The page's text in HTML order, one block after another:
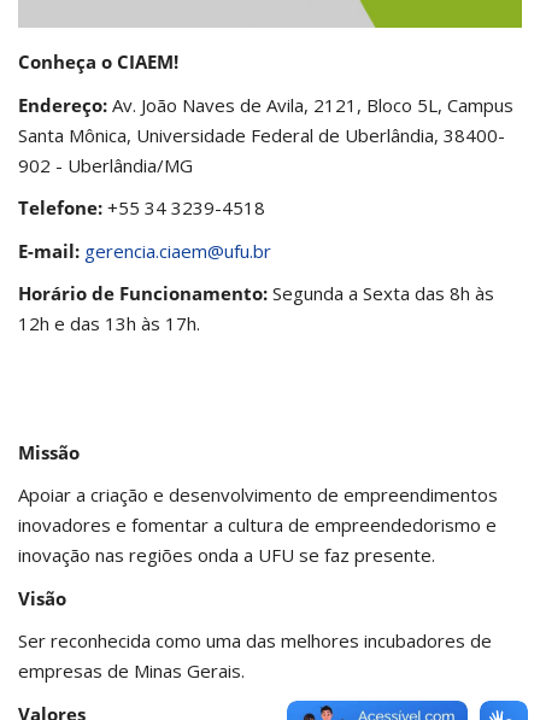
Conheça o CIAEM!
Endereço: Av. João Naves de Avila, 2121, Bloco 5L, Campus
Santa Mônica, Universidade Federal de Uberlândia, 38400-
902 - Uberlândia/MG
Telefone: +55 34 3239-4518
E-mail: gerencia.ciaem@ufu.br
Horário de Funcionamento: Segunda a Sexta das 8h às
12h e das 13h às 17h.
Missão
Apoiar a criação e desenvolvimento de empreendimentos
inovadores e fomentar a cultura de empreendedorismo e
inovação nas regiões onda a UFU se faz presente.
Visão
Ser reconhecida como uma das melhores incubadores de
empresas de Minas Gerais.
Valores